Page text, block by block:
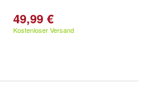
49,99 €
Kostenloser Versand